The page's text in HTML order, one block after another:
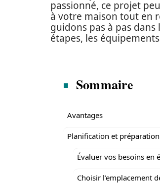
passionné, ce projet
à votre maison tout en
guidons pas à pas
étapes, les
Sommaire
Avantages
Planification et préparation
Évaluer vos besoins en
Choisir l’emplacement